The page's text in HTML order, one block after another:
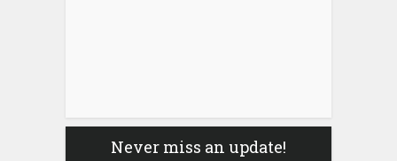
Never miss an update!